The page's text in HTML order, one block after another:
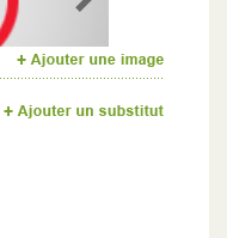
Next